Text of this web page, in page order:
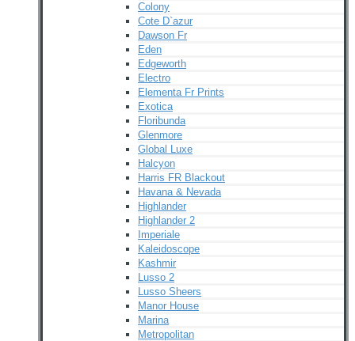
Colony
Cote D`azur
Dawson Fr
Eden
Edgeworth
Electro
Elementa Fr Prints
Exotica
Floribunda
Glenmore
Global Luxe
Halcyon
Harris FR Blackout
Havana & Nevada
Highlander
Highlander 2
Imperiale
Kaleidoscope
Kashmir
Lusso 2
Lusso Sheers
Manor House
Marina
Metropolitan